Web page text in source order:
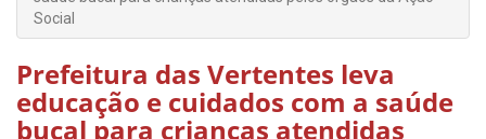
Social
Prefeitura das Vertentes leva
educação e cuidados com a saúde
bucal para crianças atendidas